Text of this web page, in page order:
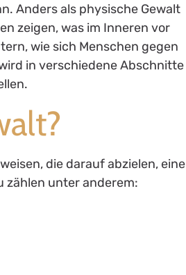
Anders als physische Gewalt
zeigen, was im Inneren vor
wie sich Menschen gegen
in verschiedene Abschnitte
die darauf abzielen, eine
zählen unter anderem: